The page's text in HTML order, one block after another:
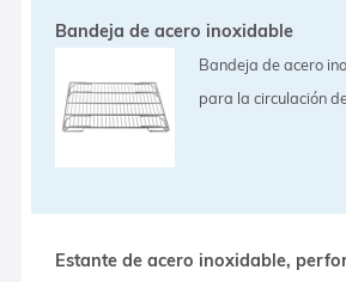
Bandeja de acero inoxidable
Bandeja de acero
para la circulación
Estante de acero inoxidable,